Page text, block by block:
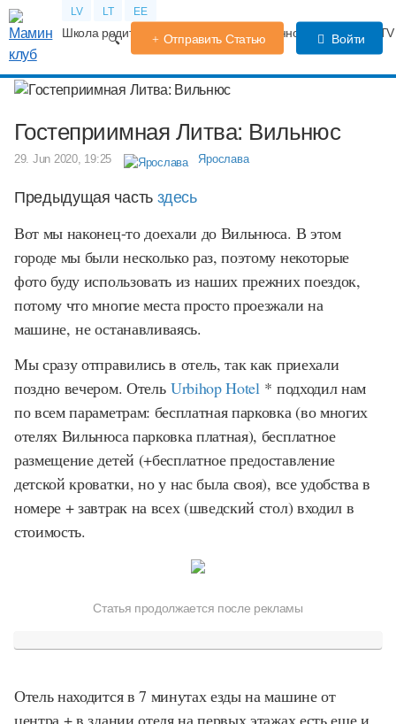
LV LT EE
Школа родителей Календарь беременности Форум
Отправить Статью Войти
Гостеприимная Литва: Вильнюс
29. Jun 2020, 19:25 Ярослава
Предыдущая часть здесь
Вот мы наконец-то доехали до Вильнюса. В этом
городе мы были несколько раз, поэтому некоторые
фото буду использовать из наших прежних поездок,
потому что многие места просто проезжали на
машине, не останавливаясь.
Мы сразу отправились в отель, так как приехали
поздно вечером. Отель Urbihop Hotel * подходил нам
по всем параметрам: бесплатная парковка (во многих
отелях Вильнюса парковка платная), бесплатное
размещение детей (+бесплатное предоставление
детской кроватки, но у нас была своя), все удобства в
номере + завтрак на всех (шведский стол) входил в
стоимость.
Статья продолжается после рекламы
Отель находится в 7 минутах езды на машине от
центра + в здании отеля на первых этажах есть еще и